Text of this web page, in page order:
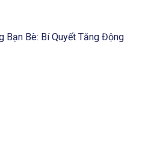
Bạn Bè: Bí Quyết Tăng Động